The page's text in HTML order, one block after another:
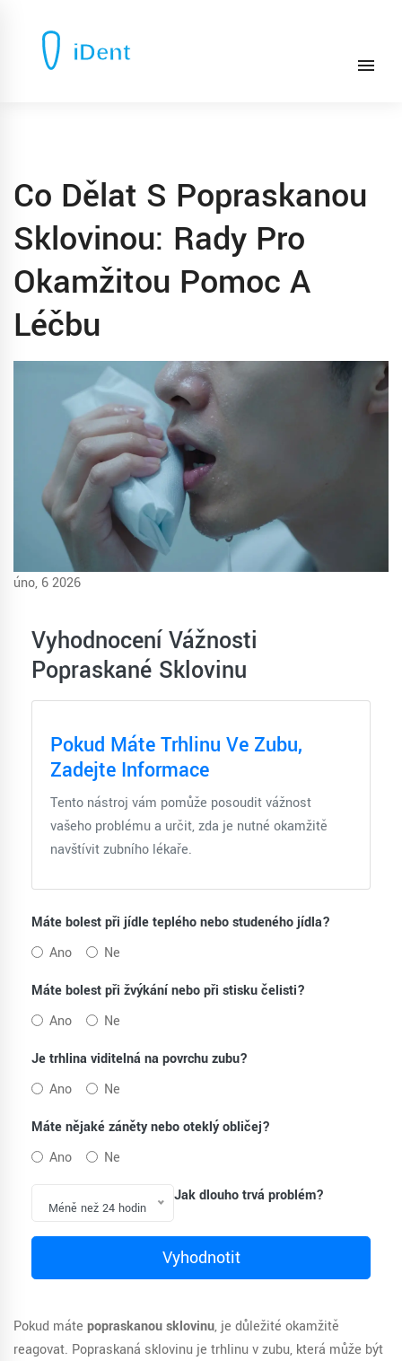
Co Dělat S Popraskanou
Sklovinou: Rady Pro
Okamžitou Pomoc A
Léčbu
úno, 6 2026
Vyhodnocení Vážnosti
Popraskané Sklovinu
Pokud Máte Trhlinu Ve Zubu,
Zadejte Informace
Tento nástroj vám pomůže posoudit vážnost
vašeho problému a určit, zda je nutné okamžitě
navštívit zubního lékaře.
Máte bolest při jídle teplého nebo studeného jídla?
Ano
Ne
Máte bolest při žvýkání nebo při stisku čelisti?
Ano
Ne
Je trhlina viditelná na povrchu zubu?
Ano
Ne
Máte nějaké záněty nebo oteklý obličej?
Ano
Ne
Jak dlouho trvá problém?
Méně než 24 hodin
Vyhodnotit
Pokud máte popraskanou sklovinu, je důležité okamžitě
reagovat. Popraskaná sklovinu je trhlinu v zubu, která může být